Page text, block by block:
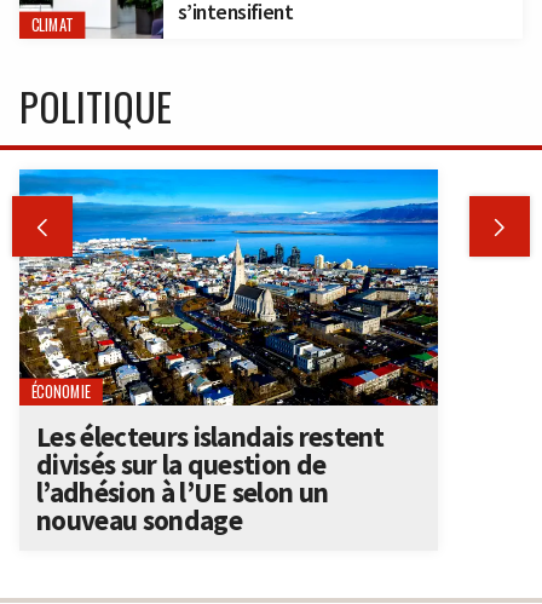
CLIMAT
s’intensifient
POLITIQUE
 
ÉCONOMIE
Les électeurs islandais restent
divisés sur la question de
l’adhésion à l’UE selon un
nouveau sondage